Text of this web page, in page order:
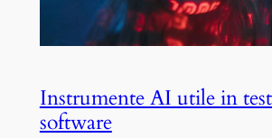
Instrumente AI utile in
software